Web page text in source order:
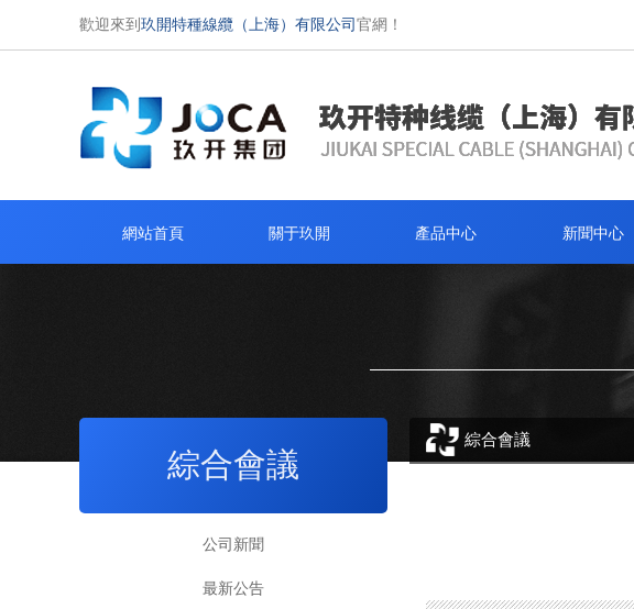
歡迎來到 玖開特種線纜（上海）有限公司官網！
網站首頁 關于玖開 產品中心 新聞中心
綜合會議
公司新聞
最新公告
綜合會議